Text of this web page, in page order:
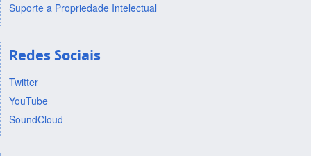
Suporte a Propriedade Intelectual
Redes Sociais
Twitter
YouTube
SoundCloud